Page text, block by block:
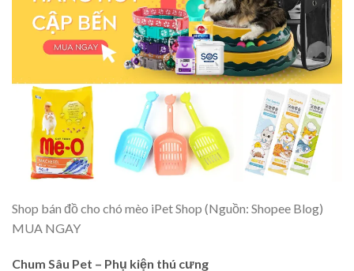
Shop bán đồ cho chó mèo iPet Shop (Nguồn: Shopee Blog)
MUA NGAY
Chum Sâu Pet – Phụ kiện thú cưng